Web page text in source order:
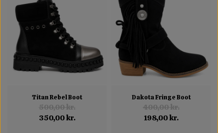
Titan Rebel Boot
500,00 kr.
350,00 kr.
Dakota Fringe Boot
400,00 kr.
198,00 kr.